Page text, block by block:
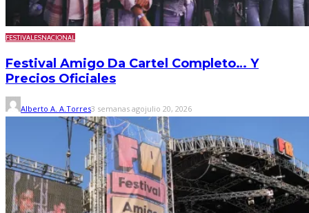
FESTIVALESNACIONAL
Festival Amigo Da Cartel Completo… Y
Precios Oficiales
Alberto A. A.Torres3 semanas agojulio 20, 2026